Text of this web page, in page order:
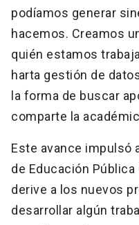
podíamos generar
hacemos. Creamos
quién estamos
harta gestión de
la forma de buscar
comparte la
Este avance impulsó
de Educación
derive a los nuevos
desarrollar algún